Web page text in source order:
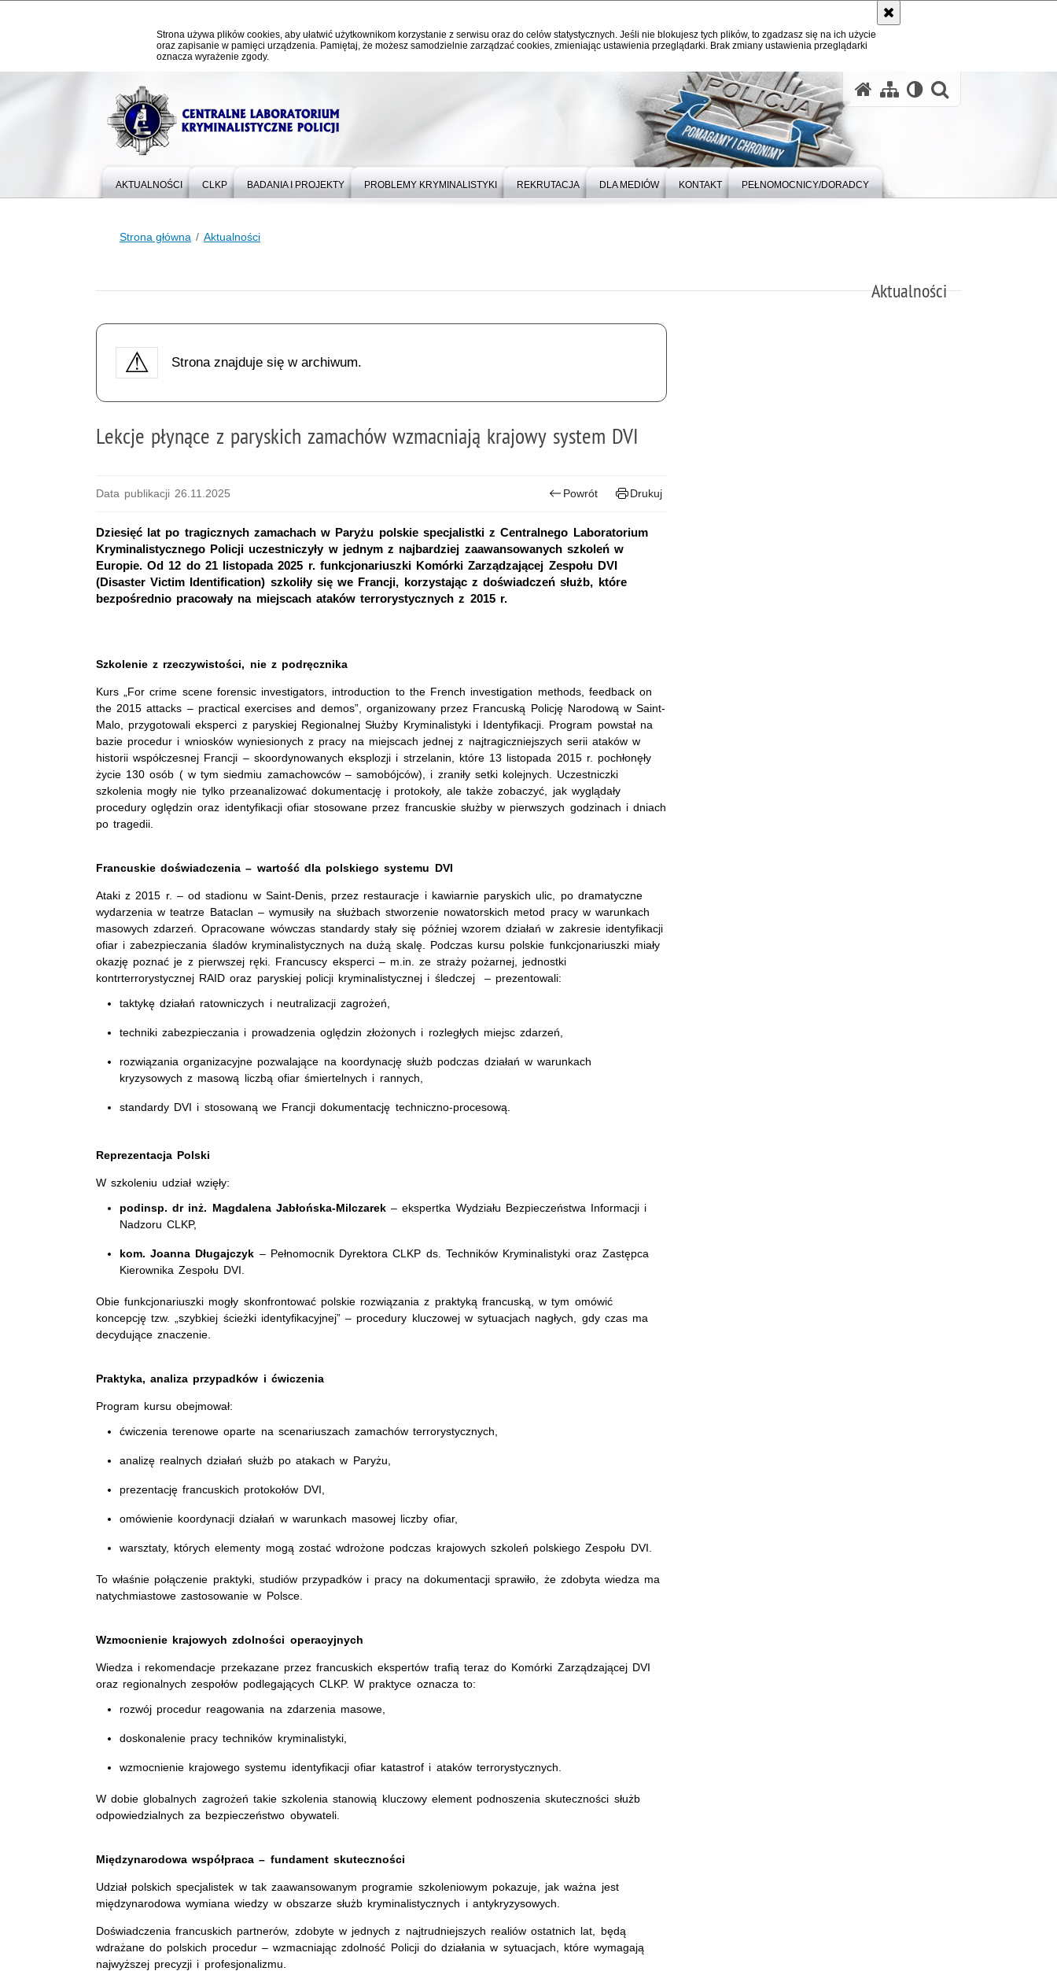
Strona używa plików cookies, aby ułatwić użytkownikom korzystanie z serwisu oraz do celów statystycznych. Jeśli nie blokujesz tych plików, to zgadzasz się na ich użycie
oraz zapisanie w pamięci urządzenia. Pamiętaj, że możesz samodzielnie zarządzać cookies, zmieniając ustawienia przeglądarki. Brak zmiany ustawienia przeglądarki
oznacza wyrażenie zgody.
AKTUALNOŚCI CLKP BADANIA I PROJEKTY PROBLEMY KRYMINALISTYKI REKRUTACJA DLA MEDIÓW KONTAKT PEŁNOMOCNICY/DORADCY
Strona główna Aktualności
Aktualności
Strona znajduje się w archiwum.
Lekcje płynące z paryskich zamachów wzmacniają krajowy system DVI
Data publikacji 26.11.2025 Powrót Drukuj
Dziesięć lat po tragicznych zamachach w Paryżu polskie specjalistki z Centralnego Laboratorium
Kryminalistycznego Policji uczestniczyły w jednym z najbardziej zaawansowanych szkoleń w
Europie. Od 12 do 21 listopada 2025 r. funkcjonariuszki Komórki Zarządzającej Zespołu DVI
(Disaster Victim Identification) szkoliły się we Francji, korzystając z doświadczeń służb, które
bezpośrednio pracowały na miejscach ataków terrorystycznych z 2015 r.
Szkolenie z rzeczywistości, nie z podręcznika
Kurs „For crime scene forensic investigators, introduction to the French investigation methods, feedback on
the 2015 attacks – practical exercises and demos”, organizowany przez Francuską Policję Narodową w Saint-
Malo, przygotowali eksperci z paryskiej Regionalnej Służby Kryminalistyki i Identyfikacji. Program powstał na
bazie procedur i wniosków wyniesionych z pracy na miejscach jednej z najtragiczniejszych serii ataków w
historii współczesnej Francji – skoordynowanych eksplozji i strzelanin, które 13 listopada 2015 r. pochłonęły
życie 130 osób ( w tym siedmiu zamachowców – samobójców), i zraniły setki kolejnych. Uczestniczki
szkolenia mogły nie tylko przeanalizować dokumentację i protokoły, ale także zobaczyć, jak wyglądały
procedury oględzin oraz identyfikacji ofiar stosowane przez francuskie służby w pierwszych godzinach i dniach
po tragedii.
Francuskie doświadczenia – wartość dla polskiego systemu DVI
Ataki z 2015 r. – od stadionu w Saint-Denis, przez restauracje i kawiarnie paryskich ulic, po dramatyczne
wydarzenia w teatrze Bataclan – wymusiły na służbach stworzenie nowatorskich metod pracy w warunkach
masowych zdarzeń. Opracowane wówczas standardy stały się później wzorem działań w zakresie identyfikacji
ofiar i zabezpieczania śladów kryminalistycznych na dużą skalę. Podczas kursu polskie funkcjonariuszki miały
okazję poznać je z pierwszej ręki. Francuscy eksperci – m.in. ze straży pożarnej, jednostki
kontrterrorystycznej RAID oraz paryskiej policji kryminalistycznej i śledczej – prezentowali:
taktykę działań ratowniczych i neutralizacji zagrożeń,
techniki zabezpieczania i prowadzenia oględzin złożonych i rozległych miejsc zdarzeń,
rozwiązania organizacyjne pozwalające na koordynację służb podczas działań w warunkach
kryzysowych z masową liczbą ofiar śmiertelnych i rannych,
standardy DVI i stosowaną we Francji dokumentację techniczno-procesową.
Reprezentacja Polski
W szkoleniu udział wzięły:
podinsp. dr inż. Magdalena Jabłońska-Milczarek– ekspertka Wydziału Bezpieczeństwa Informacji i
Nadzoru CLKP,
kom. Joanna Długajczyk – Pełnomocnik Dyrektora CLKP ds. Techników Kryminalistyki oraz Zastępca
Kierownika Zespołu DVI.
Obie funkcjonariuszki mogły skonfrontować polskie rozwiązania z praktyką francuską, w tym omówić
koncepcję tzw. „szybkiej ścieżki identyfikacyjnej” – procedury kluczowej w sytuacjach nagłych, gdy czas ma
decydujące znaczenie.
Praktyka, analiza przypadków i ćwiczenia
Program kursu obejmował:
ćwiczenia terenowe oparte na scenariuszach zamachów terrorystycznych,
analizę realnych działań służb po atakach w Paryżu,
prezentację francuskich protokołów DVI,
omówienie koordynacji działań w warunkach masowej liczby ofiar,
warsztaty, których elementy mogą zostać wdrożone podczas krajowych szkoleń polskiego Zespołu DVI.
To właśnie połączenie praktyki, studiów przypadków i pracy na dokumentacji sprawiło, że zdobyta wiedza ma
natychmiastowe zastosowanie w Polsce.
Wzmocnienie krajowych zdolności operacyjnych
Wiedza i rekomendacje przekazane przez francuskich ekspertów trafią teraz do Komórki Zarządzającej DVI
oraz regionalnych zespołów podlegających CLKP. W praktyce oznacza to:
rozwój procedur reagowania na zdarzenia masowe,
doskonalenie pracy techników kryminalistyki,
wzmocnienie krajowego systemu identyfikacji ofiar katastrof i ataków terrorystycznych.
W dobie globalnych zagrożeń takie szkolenia stanowią kluczowy element podnoszenia skuteczności służb
odpowiedzialnych za bezpieczeństwo obywateli.
Międzynarodowa współpraca – fundament skuteczności
Udział polskich specjalistek w tak zaawansowanym programie szkoleniowym pokazuje, jak ważna jest
międzynarodowa wymiana wiedzy w obszarze służb kryminalistycznych i antykryzysowych.
Doświadczenia francuskich partnerów, zdobyte w jednych z najtrudniejszych realiów ostatnich lat, będą
wdrażane do polskich procedur – wzmacniając zdolność Policji do działania w sytuacjach, które wymagają
najwyższej precyzji i profesjonalizmu.